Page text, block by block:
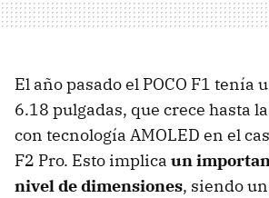
El año pasado el POCO F1 tenía
6.18 pulgadas, que crece hasta
con tecnología AMOLED en el
F2 Pro. Esto implica un
nivel de dimensiones, siendo